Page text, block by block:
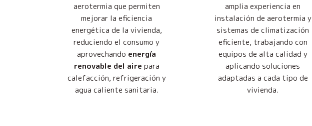
aerotermia que permiten
mejorar la eficiencia
energética de la vivienda,
reduciendo el consumo y
aprovechando energía
renovable del aire para
calefacción, refrigeración y
agua caliente sanitaria.
amplia experiencia en
instalación de aerotermia y
sistemas de climatización
eficiente, trabajando con
equipos de alta calidad y
aplicando soluciones
adaptadas a cada tipo de
vivienda.